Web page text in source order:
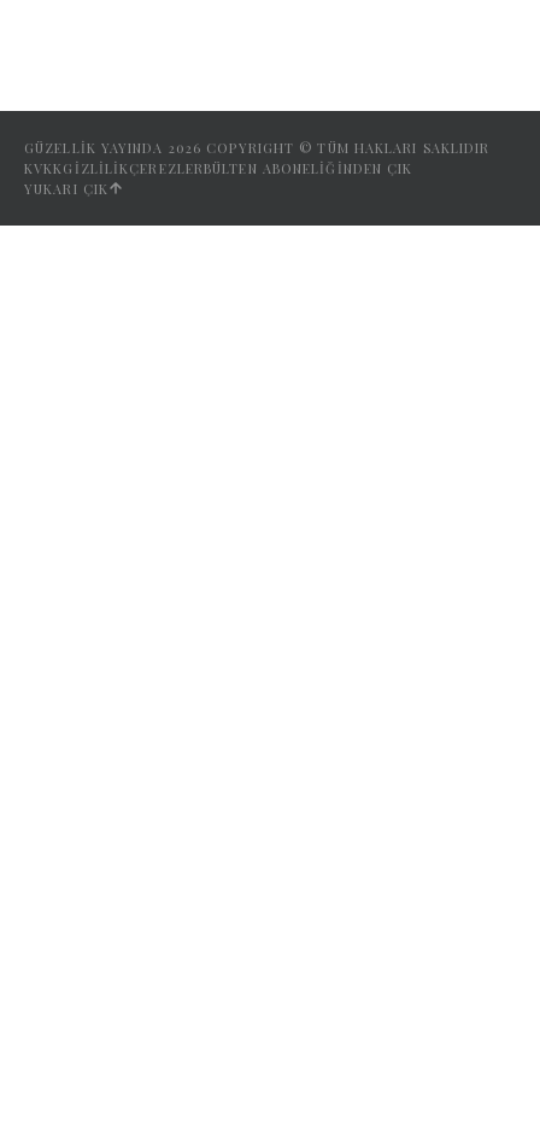
GÜZELLİK YAYINDA 2026 COPYRIGHT © TÜM HAKLARI SAKLIDIR
KVKK GIZLILIK ÇEREZLERBÜLTEN ABONELIĞINDEN ÇIK
YUKARI ÇIK